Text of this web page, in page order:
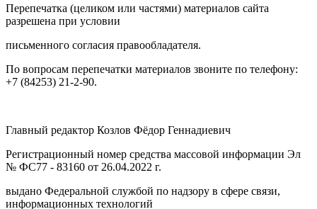
Перепечатка (целиком или частями) материалов сайта
разрешена при условии
письменного согласия правообладателя.
По вопросам перепечатки материалов звоните по телефону:
+7 (84253) 21-2-90.
Главный редактор Козлов Фёдор Геннадиевич
Регистрационный номер средства массовой информации Эл
№ ФС77 - 83160 от 26.04.2022 г.
выдано Федеральной службой по надзору в сфере связи,
информационных технологий